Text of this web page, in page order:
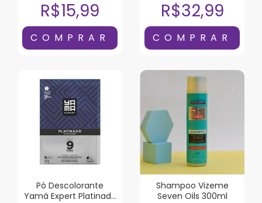
R$15,99 R$32,99
Pó Descolorante
Yamá Expert Platinado
Shampoo Vizeme
Seven Oils 300ml